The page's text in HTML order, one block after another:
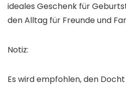
ideales Geschenk für
den Alltag für Freunde und
Notiz:
Es wird empfohlen, den